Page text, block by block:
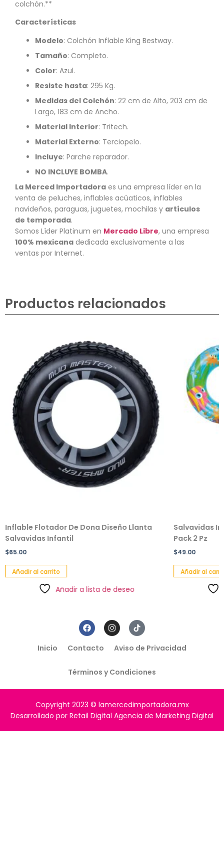
colchón.**
Características
Modelo: Colchón Inflable King Bestway.
Tamaño: Completo.
Color: Azul.
Resiste hasta: 295 Kg.
Medidas del Colchón: 22 cm de Alto, 203 cm de
Largo, 183 cm de Ancho.
Material Interior: Tritech.
Material Externo: Terciopelo.
Incluye: Parche reparador.
NO INCLUYE BOMBA.
La Merced Importadora es una empresa líder en la
venta de peluches, inflables acúaticos, inflables
navideños, paraguas, juguetes, mochilas y artículos
de temporada.
Somos Líder Platinum en Mercado Libre, una empresa
100% mexicana dedicada exclusivamente a las
ventas por Internet.
Productos relacionados
Inflable Flotador De Dona Diseño Llanta
Salvavidas Infantil
$65.00
Añadir al carrito
Añadir a lista de deseo
Salvavidas
Pack 2 Pz
$49.00
Añadir al
Inicio Contacto Aviso de Privacidad
Términos y Condiciones
Copyright 2023 © lamercedimportadora.mx
Desarrollado por Retail Digital Agencia de Marketing Digital